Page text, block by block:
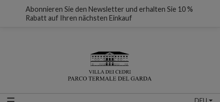
Abonnieren Sie den Newsletter und erhalten Sie 10 %
Rabatt auf Ihren nächsten Einkauf